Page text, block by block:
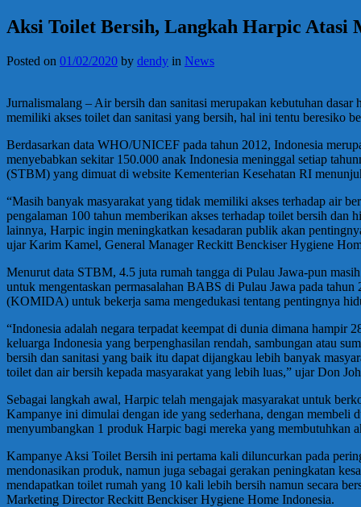
Aksi Toilet Bersih, Langkah Harpic Atasi
Posted on 01/02/2020 by dendy in News
Jurnalismalang – Air bersih dan sanitasi merupakan kebutuhan
memiliki akses toilet dan sanitasi yang bersih, hal ini tentu beresiko
Berdasarkan data WHO/UNICEF pada tahun 2012, Indonesia
menyebabkan sekitar 150.000 anak Indonesia meninggal setiap
(STBM) yang dimuat di website Kementerian Kesehatan RI
“Masih banyak masyarakat yang tidak memiliki akses terhadap air
pengalaman 100 tahun memberikan akses terhadap toilet bersih
lainnya, Harpic ingin meningkatkan kesadaran publik akan
ujar Karim Kamel, General Manager Reckitt Benckiser Hygiene
Menurut data STBM, 4.5 juta rumah tangga di Pulau Jawa-pun
untuk mengentaskan permasalahan BABS di Pulau Jawa pada
(KOMIDA) untuk bekerja sama mengedukasi tentang pentingnya
“Indonesia adalah negara terpadat keempat di dunia dimana
keluarga Indonesia yang berpenghasilan rendah, sambungan atau
bersih dan sanitasi yang baik itu dapat dijangkau lebih banyak
toilet dan air bersih kepada masyarakat yang lebih luas,” ujar Don
Sebagai langkah awal, Harpic telah mengajak masyarakat untuk
Kampanye ini dimulai dengan ide yang sederhana, dengan membeli
menyumbangkan 1 produk Harpic bagi mereka yang membutuhkan
Kampanye Aksi Toilet Bersih ini pertama kali diluncurkan pada
mendonasikan produk, namun juga sebagai gerakan peningkatan
mendapatkan toilet rumah yang 10 kali lebih bersih namun secara
Marketing Director Reckitt Benckiser Hygiene Home Indonesia.